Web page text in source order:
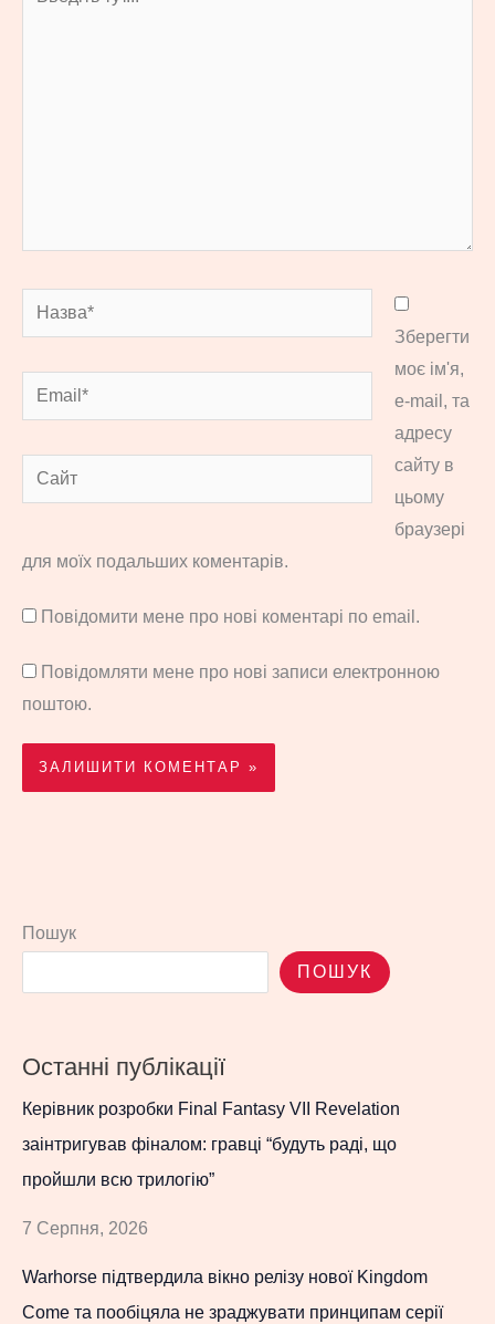
Назва*
Email*
Сайт
Зберегти
моє ім'я,
e-mail, та
адресу
сайту в
цьому
браузері
для моїх подальших коментарів.
Повідомити мене про нові коментарі по email.
Повідомляти мене про нові записи електронною
поштою.
Пошук
ПОШУК
Останні публікації
Керівник розробки Final Fantasy VII Revelation
заінтригував фіналом: гравці “будуть раді, що
пройшли всю трилогію”
7 Серпня, 2026
Warhorse підтвердила вікно релізу нової Kingdom
Come та пообіцяла не зраджувати принципам серії